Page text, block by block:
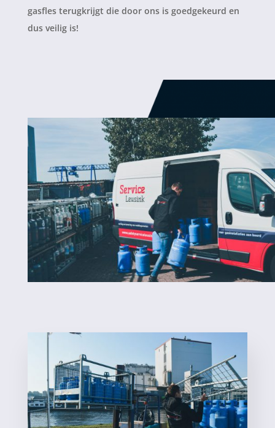
gasfles terugkrijgt die door ons is goedgekeurd en
dus veilig is!